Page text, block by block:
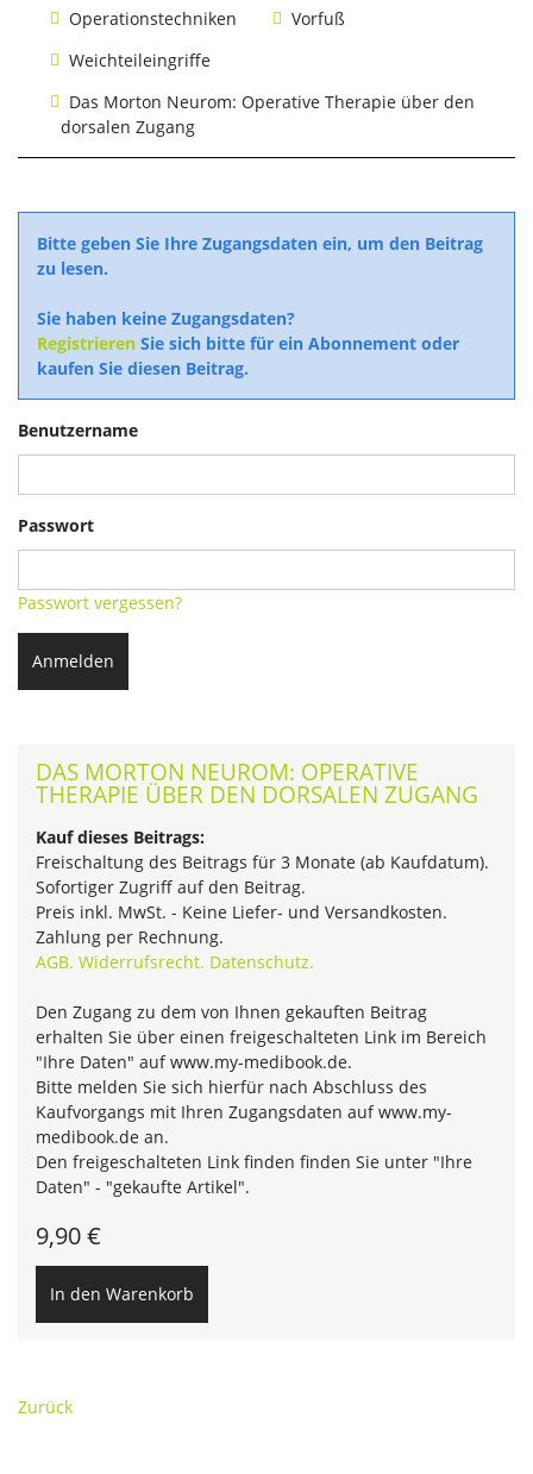
Operations­techniken
Vorfuß
Weichteileingriffe
Das Morton Neurom: Operative Therapie über den
dorsalen Zugang
Bitte geben Sie Ihre Zugangsdaten ein, um den Beitrag
zu lesen.
Sie haben keine Zugangsdaten?
Registrieren Sie sich bitte für ein Abonnement oder
kaufen Sie diesen Beitrag.
Benutzername
Passwort
Passwort vergessen?
Anmelden
DAS MORTON NEUROM: OPERATIVE
THERAPIE ÜBER DEN DORSALEN ZUGANG
Kauf dieses Beitrags:
Freischaltung des Beitrags für 3 Monate (ab Kaufdatum).
Sofortiger Zugriff auf den Beitrag.
Preis inkl. MwSt. - Keine Liefer- und Versandkosten.
Zahlung per Rechnung.
AGB. Widerrufsrecht. Datenschutz.
Den Zugang zu dem von Ihnen gekauften Beitrag
erhalten Sie über einen freigeschalteten Link im Bereich
"Ihre Daten" auf www.my-medibook.de.
Bitte melden Sie sich hierfür nach Abschluss des
Kaufvorgangs mit Ihren Zugangsdaten auf www.my-
medibook.de an.
Den freigeschalteten Link finden finden Sie unter "Ihre
Daten" - "gekaufte Artikel".
9,90€
Zurück